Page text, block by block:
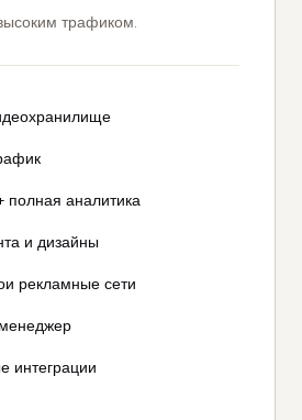
трафиком.
полная аналитика
и дизайны
рекламные сети
интеграции